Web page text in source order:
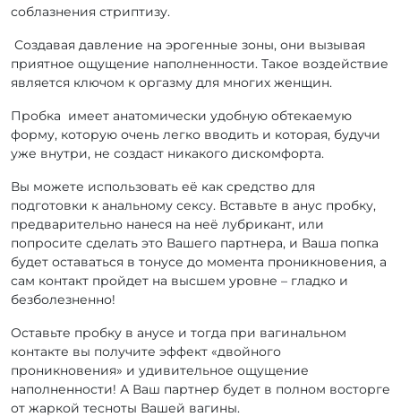
соблазнения стриптизу.
Создавая давление на эрогенные зоны, они вызывая
приятное ощущение наполненности. Такое воздействие
является ключом к оргазму для многих женщин.
Пробка имеет анатомически удобную обтекаемую
форму, которую очень легко вводить и которая, будучи
уже внутри, не создаст никакого дискомфорта.
Вы можете использовать её как средство для
подготовки к анальному сексу. Вставьте в анус пробку,
предварительно нанеся на неё лубрикант, или
попросите сделать это Вашего партнера, и Ваша попка
будет оставаться в тонусе до момента проникновения, а
сам контакт пройдет на высшем уровне – гладко и
безболезненно!
Оставьте пробку в анусе и тогда при вагинальном
контакте вы получите эффект «двойного
проникновения» и удивительное ощущение
наполненности! А Ваш партнер будет в полном восторге
от жаркой тесноты Вашей вагины.